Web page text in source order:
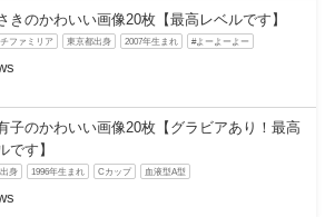
きのかわいい画像20枚【最高レベルです】
ファミリア 東京都出身 2007年生まれ #よーよーよー
子のかわいい画像20枚【グラビアあり！最高
です】
身 1996年生まれ Cカップ 血液型A型